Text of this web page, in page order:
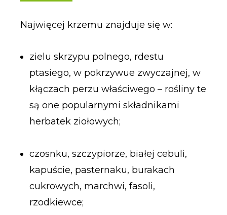
Najwięcej krzemu znajduje się w:
zielu skrzypu polnego, rdestu
ptasiego, w pokrzywue zwyczajnej, w
kłączach perzu właściwego – rośliny te
są one popularnymi składnikami
herbatek ziołowych;
czosnku, szczypiorze, białej cebuli,
kapuście, pasternaku, burakach
cukrowych, marchwi, fasoli,
rzodkiewce;